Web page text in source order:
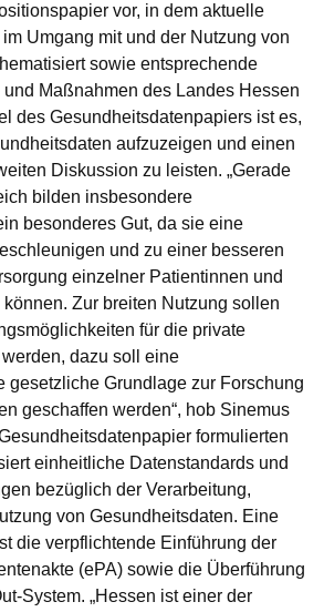
vor, in dem aktuelle
Umgang mit und der Nutzung von
sowie entsprechende
Maßnahmen des Landes Hessen
des Gesundheitsdatenpapiers ist es,
aufzuzeigen und einen
Diskussion zu leisten. „Gerade
bilden insbesondere
besonderes Gut, da sie eine
und zu einer besseren
einzelner Patientinnen und
Zur breiten Nutzung sollen
für die private
dazu soll eine
gesetzliche Grundlage zur Forschung
geschaffen werden“, hob Sinemus
formulierten
einheitliche Datenstandards und
bezüglich der Verarbeitung,
von Gesundheitsdaten. Eine
die verpflichtende Einführung der
(ePA) sowie die Überführung
System. „Hessen ist einer der